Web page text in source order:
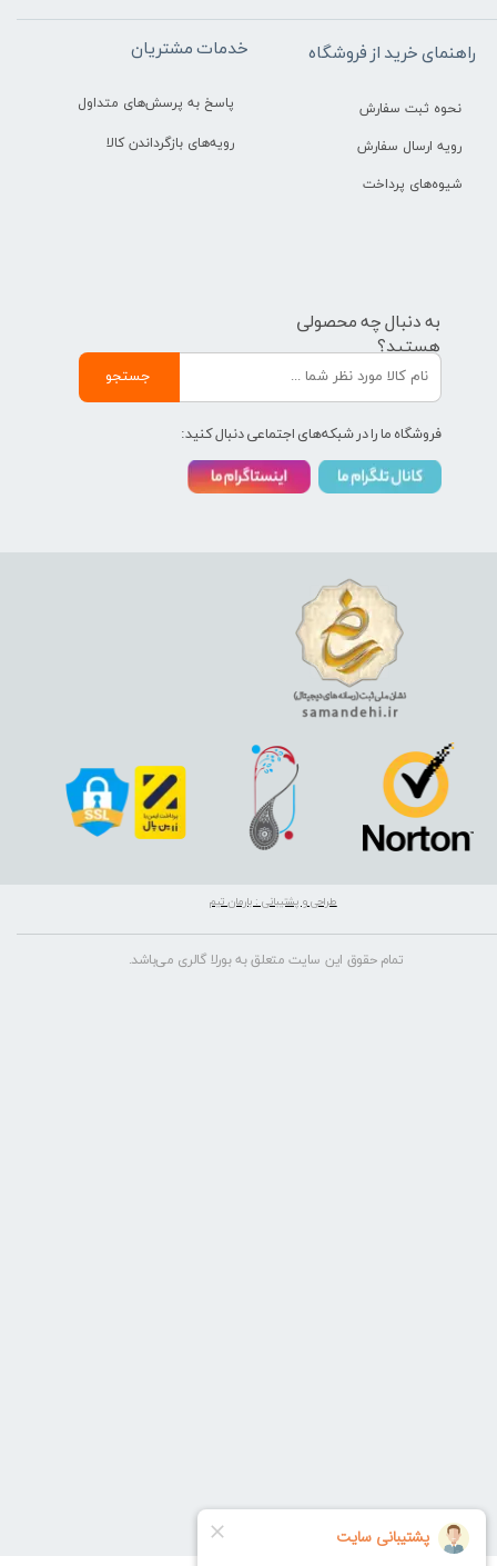
تمام حقوق این سایت متعلق به بورلا گالری می‌باشد.
طراحی و پشتیبانی : بارمان تیم
راهنمای خرید از فروشگاه
نحوه ثبت سفارش
رویه ارسال سفارش
شیوه‌های پرداخت
خدمات مشتریان
پاسخ به پرسش‌های متداول
رویه‌های بازگرداندن کالا
به دنبال چه محصولی
هستید؟
جستجو
فروشگاه ما را در شبکه‌های اجتماعی دنبال کنید: